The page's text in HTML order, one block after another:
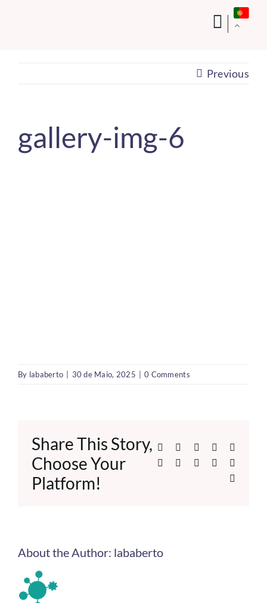
Previous
gallery-img-6
By lababerto 30 de Maio, 2025 0 Comments
Share This Story,
Choose Your
Platform!
Facebook Reddit LinkedIn
Telegram
TumblrPinterest
About the Author: lababerto